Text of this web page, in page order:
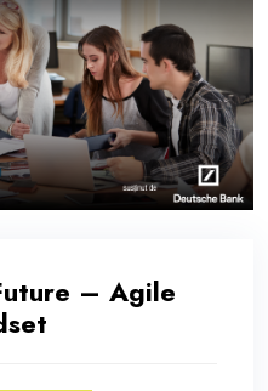
– Agile